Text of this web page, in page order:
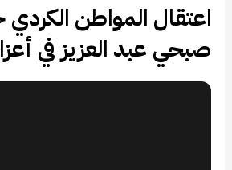
اعتقال المواطن
صبحي عبد العزيز في